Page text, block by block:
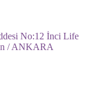
No:12 İnci Life
/ ANKARA